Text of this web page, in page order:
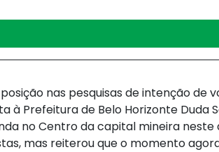
nas pesquisas de intenção de
à Prefeitura de Belo Horizonte Duda
no Centro da capital mineira neste
mas reiterou que o momento